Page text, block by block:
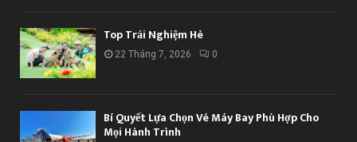
Top Trải Nghiệm Hè
22 Tháng 7, 2026 0
Bí Quyết Lựa Chọn Vé Máy Bay Phù Hợp Cho
Mọi Hành Trình